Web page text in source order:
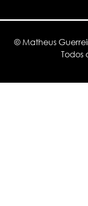
© Matheus
Todos